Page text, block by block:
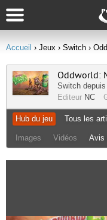
Accueil › Jeux › Switch ›
Oddworld:
Switch
Editeur NC
Hub du jeu Tous les
Images Vidéos Avis